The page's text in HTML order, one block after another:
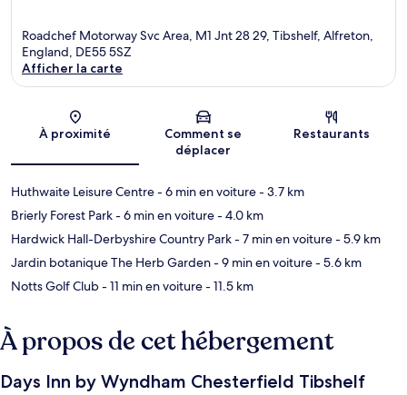
Roadchef Motorway Svc Area, M1 Jnt 28 29, Tibshelf, Alfreton,
England, DE55 5SZ
Afficher la carte
À proximité
Comment se
déplacer
Restaurants
Huthwaite Leisure Centre- 6 min en voiture- 3.7 km
Brierly Forest Park- 6 min en voiture- 4.0 km
Hardwick Hall-Derbyshire Country Park- 7 min en voiture- 5.9 km
Jardin botanique The Herb Garden- 9 min en voiture- 5.6 km
Notts Golf Club- 11 min en voiture- 11.5 km
À propos de cet hébergement
Days Inn by Wyndham Chesterfield Tibshelf